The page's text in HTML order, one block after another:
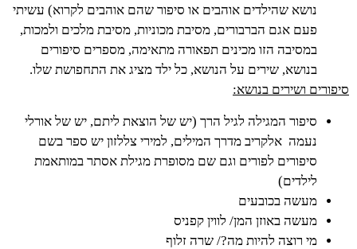
נושא שהילדים אוהבים או סיפור שהם אוהבים לקרוא) עשיתי
פעם אגם הברבורים, מסיבת מכוניות, מסיבת מלכים ולמכות,
במסיבה הזו מכינים תפאורה מתאימה, מספרים סיפורים
בנושא, שירים על הנושא, כל ילד מציג את התחפושת שלו.
סיפורים ושירים בנושא:
סיפור המגילה לגיל הרך (יש של הוצאת ליתם, יש של אורלי
נעמה אלקריב מדרך המילים, למירי צללזון יש ספר בשם
סיפורים לפורים וגם שם מסופרת מגילת אסתר במותאמת
לילדים)
מעשה בכובעים
מעשה באוזן המן/ לווין קפניס
מי רוצה להיות מה?/ שרה זלוף